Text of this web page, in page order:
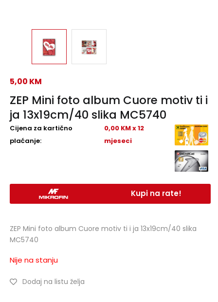
ZEP Mini foto album Cuore motiv ti i
ja 13x19cm/40 slika MC5740
5,00 KM
Cijena za kartično
plaćanje:
0,00 KM x 12
mjeseci
Kupi na rate!
ZEP Mini foto album Cuore motiv ti i ja 13x19cm/40 slika
MC5740
Nije na stanju
Dodaj na listu želja